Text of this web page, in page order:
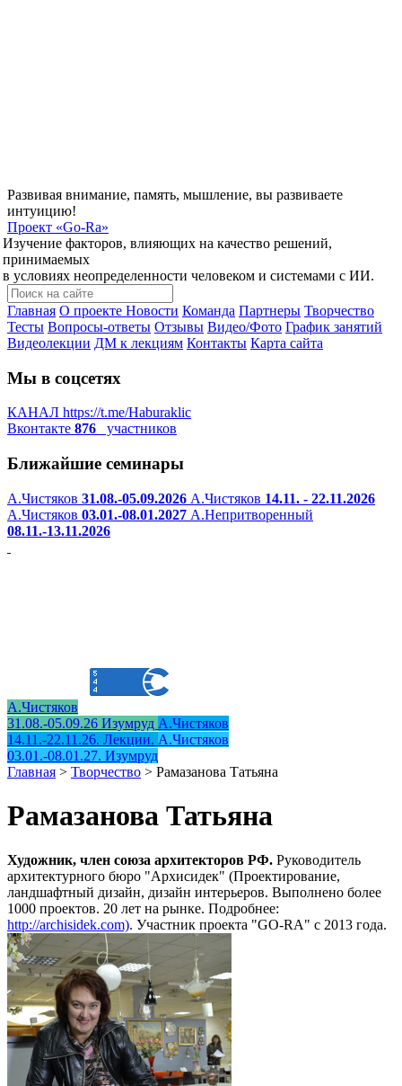
Развивая внимание, память, мышление, вы развиваете
интуицию!
Проект «Go-Ra»
Изучение факторов, влияющих на качество решений,
принимаемых
в условиях неопределенности человеком и системами с ИИ.
Главная О проекте Новости Команда Партнеры Творчество
Тесты Вопросы-ответы Отзывы Видео/Фото График занятий
Видеолекции ДМ к лекциям Контакты Карта сайта
Мы в соцсетях
КАНАЛ https://t.me/Haburaklic
Вконтакте 876 участников
Ближайшие семинары
А.Чистяков 31.08.-05.09.2026 А.Чистяков 14.11. - 22.11.2026
А.Чистяков 03.01.-08.01.2027 А.Непритворенный
08.11.-13.11.2026
А.Чистяков
31.08.-05.09.26 Изумруд А.Чистяков
14.11.-22.11.26. Лекции. А.Чистяков
03.01.-08.01.27. Изумруд
Главная > Творчество > Рамазанова Татьяна
Рамазанова Татьяна
Художник, член союза архитекторов РФ. Руководитель
архитектурного бюро "Архисидек" (Проектирование,
ландшафтный дизайн, дизайн интерьеров. Выполнено более
1000 проектов. 20 лет на рынке. Подробнее:
http://archisidek.com). Участник проекта "GO-RA" с 2013 года.